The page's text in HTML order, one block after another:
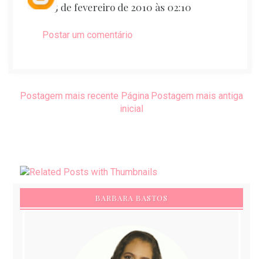
5 de fevereiro de 2010 às 02:10
Postar um comentário
Postagem mais recente Postagem mais antiga
Página
inicial
BARBARA BASTOS